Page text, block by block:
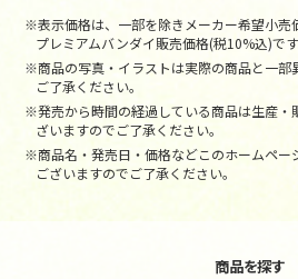
※表示価格は、一部を除きメーカー希望小売
プレミアムバンダイ販売価格(税10%込)です
※商品の写真・イラストは実際の商品と一部
ご了承ください。
※発売から時間の経過している商品は生産・
ざいますのでご了承ください。
※商品名・発売日・価格などこのホームペー
ございますのでご了承ください。
商品を探す